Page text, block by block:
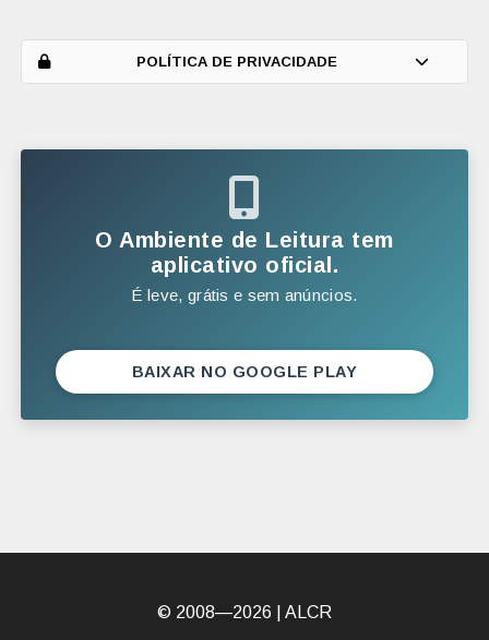
AGOSTO
MARÇO
POLÍTICA DE PRIVACIDADE
O Ambiente de Leitura tem
aplicativo oficial.
É leve, grátis e sem anúncios.
BAIXAR NO GOOGLE PLAY
© 2008—2026 | ALCR